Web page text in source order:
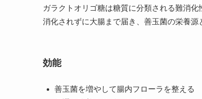
ガラクトオリゴ糖は糖質に分類される難消
消化されずに大腸まで届き、善玉菌の栄養源
効能
善玉菌を増やして腸内フローラを整える